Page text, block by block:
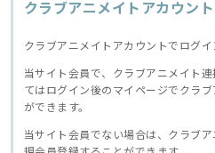
クラブアニメイトアカウン
クラブアニメイトアカウントでログイ
当サイト会員で、クラブアニメイト
てはログイン後のマイページでクラ
ができます。
当サイト会員でない場合は、クラブ